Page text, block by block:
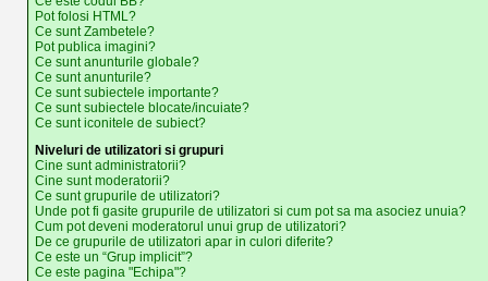
Pot folosi HTML?
Ce sunt Zambetele?
Pot publica imagini?
Ce sunt anunturile globale?
Ce sunt anunturile?
Ce sunt subiectele importante?
Ce sunt subiectele blocate/incuiate?
Ce sunt iconitele de subiect?
Niveluri de utilizatori si grupuri
Cine sunt administratorii?
Cine sunt moderatorii?
Ce sunt grupurile de utilizatori?
Unde pot fi gasite grupurile de utilizatori si cum pot sa ma asociez unuia?
Cum pot deveni moderatorul unui grup de utilizatori?
De ce grupurile de utilizatori apar in culori diferite?
Ce este un “Grup implicit”?
Ce este pagina "Echipa"?